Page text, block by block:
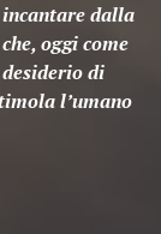
dalla
oggi come
di
l’umano